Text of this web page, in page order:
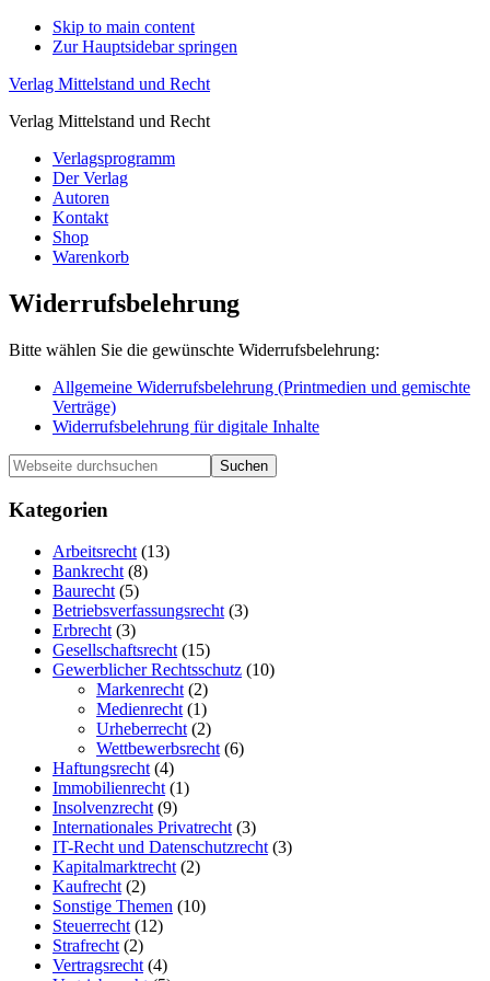
Skip to main content
Zur Hauptsidebar springen
Verlag Mittelstand und Recht
Verlag Mittelstand und Recht
Verlagsprogramm
Der Verlag
Autoren
Kontakt
Shop
Warenkorb
Widerrufsbelehrung
Bitte wählen Sie die gewünschte Widerrufsbelehrung:
Allgemeine Widerrufsbelehrung (Printmedien und gemischte
Verträge)
Widerrufsbelehrung für digitale Inhalte
Haupt-
Sidebar
Webseite
durchsuchen
Kategorien
Arbeitsrecht (13)
Bankrecht (8)
Baurecht (5)
Betriebsverfassungsrecht (3)
Erbrecht (3)
Gesellschaftsrecht (15)
Gewerblicher Rechtsschutz (10)
Markenrecht (2)
Medienrecht (1)
Urheberrecht (2)
Wettbewerbsrecht (6)
Haftungsrecht (4)
Immobilienrecht (1)
Insolvenzrecht (9)
Internationales Privatrecht (3)
IT-Recht und Datenschutzrecht (3)
Kapitalmarktrecht (2)
Kaufrecht (2)
Sonstige Themen (10)
Steuerrecht (12)
Strafrecht (2)
Vertragsrecht (4)